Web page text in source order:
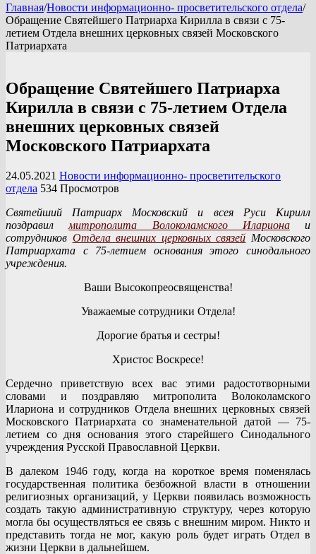
Главная/Новости информационно- просветительского отдела/
Обращение Святейшего Патриарха Кирилла в связи с 75-
летием Отдела внешних церковных связей Московского
Патриархата
Обращение Святейшего Патриарха
Кирилла в связи с 75-летием Отдела
внешних церковных связей
Московского Патриархата
24.05.2021 Новости информационно- просветительского
отдела 534 Просмотров
Святейший Патриарх Московский и всея Руси Кирилл
поздравил митрополита Волоколамского Иларионаи
сотрудников Отдела внешних церковных связей Московского
Патриархата с 75-летием основания этого синодального
учреждения.
Ваши Высокопреосвященства!
Уважаемые сотрудники Отдела!
Дорогие братья и сестры!
Христос Воскресе!
Сердечно приветствую всех вас этими радостотворными
словами и поздравляю митрополита Волоколамского
Илариона и сотрудников Отдела внешних церковных связей
Московского Патриархата со знаменательной датой — 75-
летием со дня основания этого старейшего Синодального
учреждения Русской Православной Церкви.
В далеком 1946 году, когда на короткое время поменялась
государственная политика безбожной власти в отношении
религиозных организаций, у Церкви появилась возможность
создать такую административную структуру, через которую
могла бы осуществляться ее связь с внешним миром. Никто и
представить тогда не мог, какую роль будет играть Отдел в
жизни Церкви в дальнейшем.